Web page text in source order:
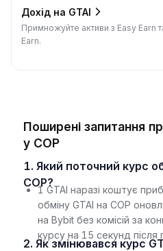
Дохід на GTAI
Примножуйте активи з Easy Earn
Earn.
Поширені запитання
у COP
1. Який поточний курс обміну за 1 GTAI на
COP?
1 GTAI наразі коштує
обміну GTAI на COP
на Bybit без комісій за
курсу на 15 секунд після
2. Як змінювався курс GTAI до COP за 24